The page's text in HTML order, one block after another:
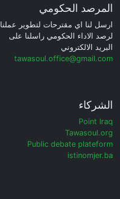
المرصد الحكومي
ارسل لنا اي مقترحات لتطوير عملنا
لرصد الاداء الحكومي راسلنا على
البريد الالكتروني
tawasoul.office@gmail.com
الشركاء
Point Iraq
Tawasoul.org
Public debate plateform
istinomjer.ba